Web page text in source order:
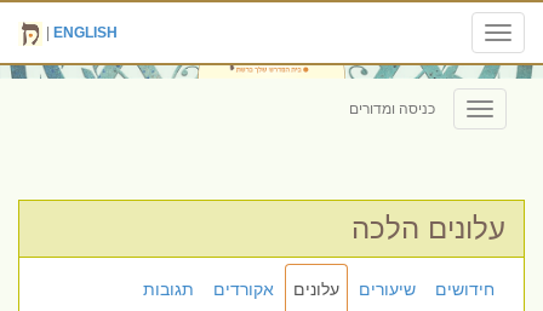
Toggle
navigation
ENGLISH
Toggle
navigation
כניסה ומדורים
עלונים הלכה
חידושים שיעורים עלונים אקורדים תגובות